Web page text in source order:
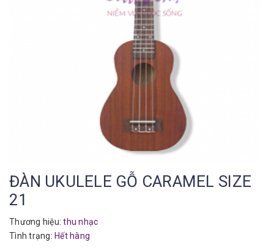
ĐÀN UKULELE GỖ CARAMEL SIZE
21
Thương hiệu: thu nhạc
Tình trạng: Hết hàng